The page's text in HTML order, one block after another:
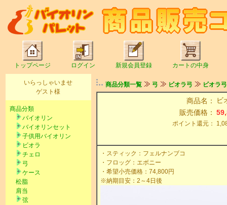
トップページ ログイン 新規会員登録 カートの中身
いらっしゃいませ
ゲスト様
商品分類
バイオリン
バイオリンセット
子供用バイオリン
ビオラ
チェロ
弓
ケース
松脂
肩当
弦
商品分類一覧 弓 ビオラ弓 ビオラ
商品名：
ビ
販売価格：
ポイント還元：
・スティック：フェルナンブコ
・フロッグ：エボニー
・希望小売価格：74,800円
※納期目安：2～4日後